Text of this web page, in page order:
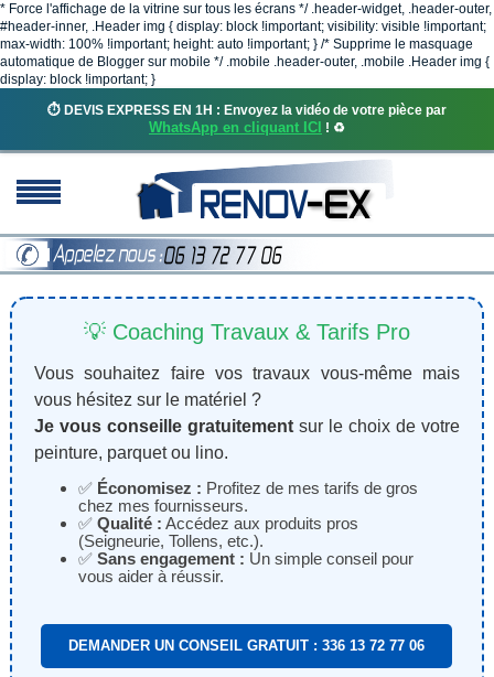
* Force l'affichage de la vitrine sur tous les écrans */ .header-widget, .header-outer,
#header-inner, .Header img { display: block !important; visibility: visible !important;
max-width: 100% !important; height: auto !important; } /* Supprime le masquage
automatique de Blogger sur mobile */ .mobile .header-outer, .mobile .Header img {
display: block !important; }
⏱️ DEVIS EXPRESS EN 1H : Envoyez la vidéo de votre pièce par
WhatsApp en cliquant ICI ! ♻️
💡 Coaching Travaux & Tarifs Pro
Vous souhaitez faire vos travaux vous-même mais
vous hésitez sur le matériel ?
Je vous conseille gratuitementsur le choix de votre
peinture, parquet ou lino.
✅ Économisez : Profitez de mes tarifs de gros
chez mes fournisseurs.
✅ Qualité : Accédez aux produits pros
(Seigneurie, Tollens, etc.).
✅ Sans engagement : Un simple conseil pour
vous aider à réussir.
DEMANDER UN CONSEIL GRATUIT : 336 13 72 77 06